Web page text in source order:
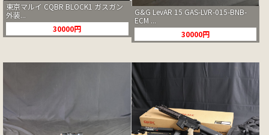
東京マルイ CQBR BLOCK1 ガスガン
外装...
30000円
G&G LevAR 15 GAS-LVR-015-BNB-
ECM ...
30000円